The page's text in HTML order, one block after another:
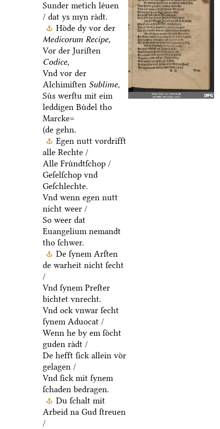
Sunder metich leͤuen
/ dat ys myn raͤdt.
Hoͤde dy vor der
Medicorum Recipe,
Vor der Juriſten
Codice,
Vnd vor der
Alchimiſten Sublime,
Suͤs werſtu mit eim
leddigen Buͤdel tho
Marcke=
(de gehn.
Egen nutt vordrifft
alle Rechte /
Alle Fruͤndtſchop /
Geſelſchop vnd
Geſchlechte.
Vnd wenn egen nutt
nicht weer /
So weer dat
Euangelium nemandt
tho ſchwer.
De ſynem Arſten
de warheit nicht ſecht
/
Vnd ſynem Preſter
bichtet vnrecht.
Vnd ock vnwar ſecht
ſynem Aduocat /
Wenn he by em ſoͤcht
guden raͤdt /
De hefft ſick allein voͤr
gelagen /
Vnd ſick mit ſynem
ſchaden bedragen.
Du ſchalt mit
Arbeid na Gud ſtreuen
/